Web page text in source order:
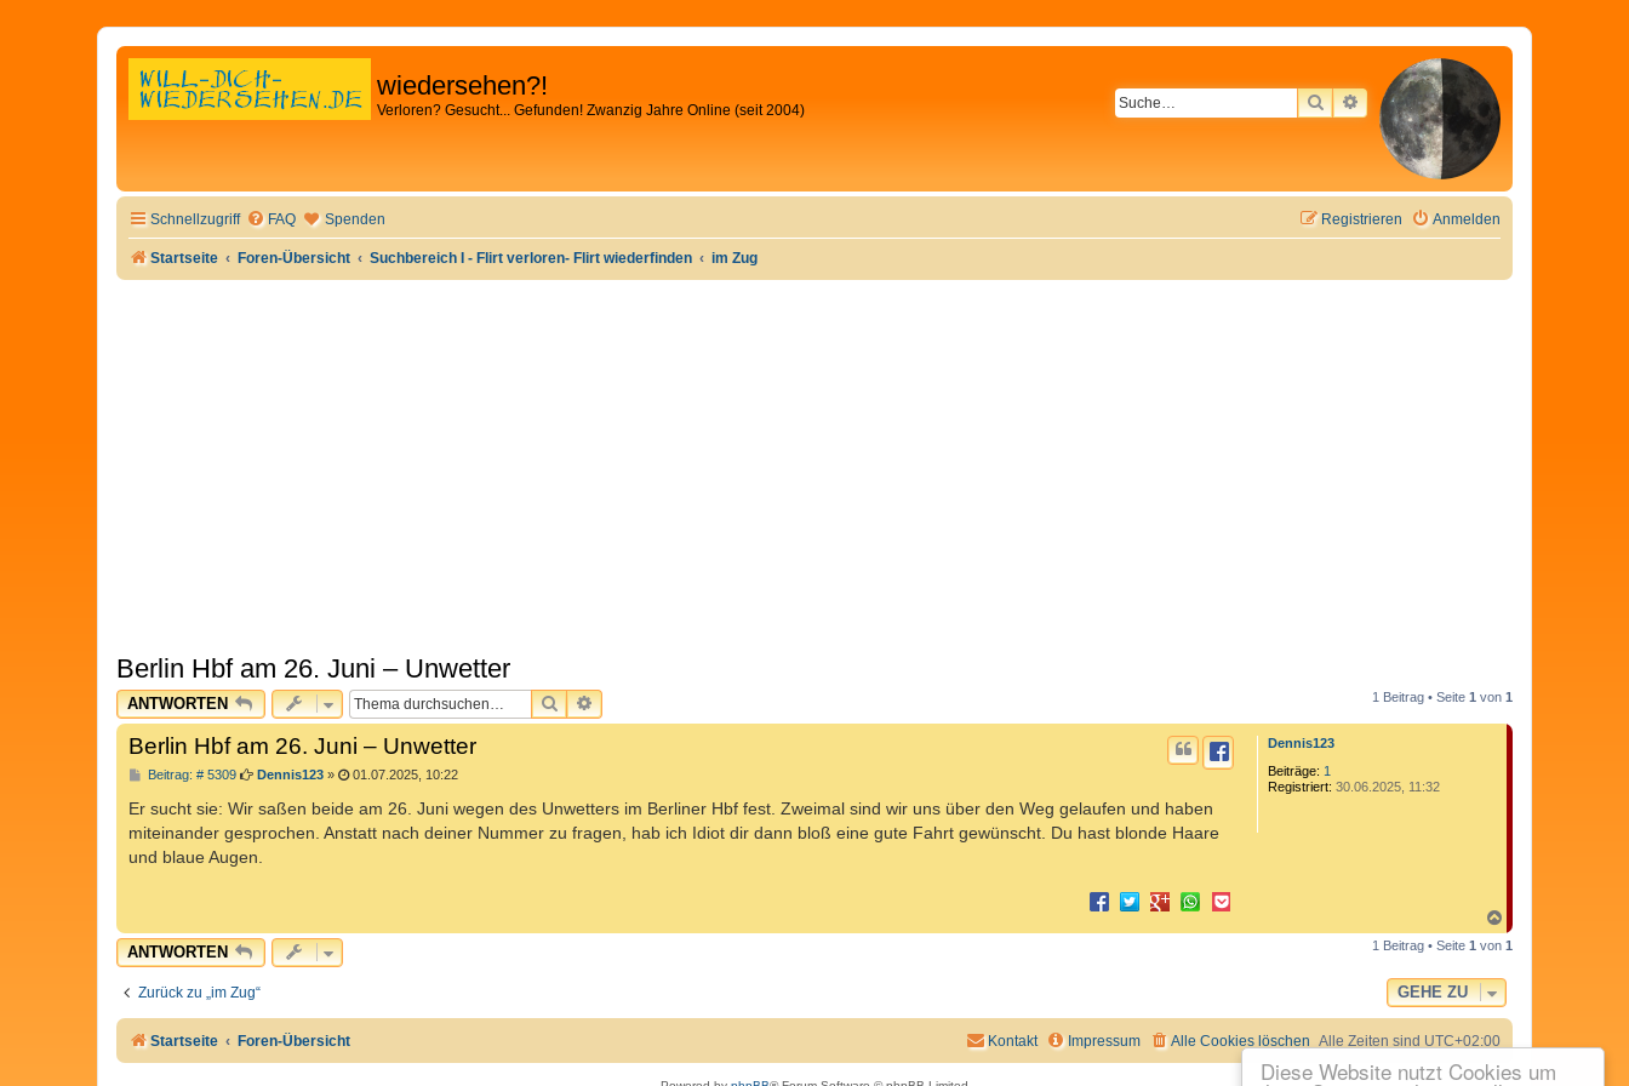
Diese Website nutzt Cookies um
wiedersehen?!
Verloren? Gesucht... Gefunden! Zwanzig Jahre Online (seit 2004) SUCHEERWEITERTE SUCHE
Schnellzugriff FAQ Spenden Anmelden
Registrieren
Startseite Foren-Übersicht Suchbereich I - Flirt verloren- Flirt wiederfinden im Zug
Berlin Hbf am 26. Juni – Unwetter
ANTWORTEN SUCHEERWEITERTE SUCHE 1 Beitrag • Seite 1 von 1
Dennis123
Beiträge: 1
Registriert: 30.06.2025, 11:32
Berlin Hbf am 26. Juni – Unwetter
Beitrag: # 5309B
i
r
a
g
Dennis123» 01.07.2025, 10:22
Er sucht sie: Wir saßen beide am 26. Juni wegen des Unwetters im Berliner Hbf fest. Zweimal sind wir uns über den Weg gelaufen und haben
miteinander gesprochen. Anstatt nach deiner Nummer zu fragen, hab ich Idiot dir dann bloß eine gute Fahrt gewünscht. Du hast blonde Haare
und blaue Augen.
a
c
o
b
e
ANTWORTEN 1 Beitrag • Seite 1 von 1
Zurück zu „im Zug“ GEHE ZU
Startseite Foren-Übersicht Alle Zeiten sind UTC+02:00
Alle Cookies löschen
Impressum
Kontakt